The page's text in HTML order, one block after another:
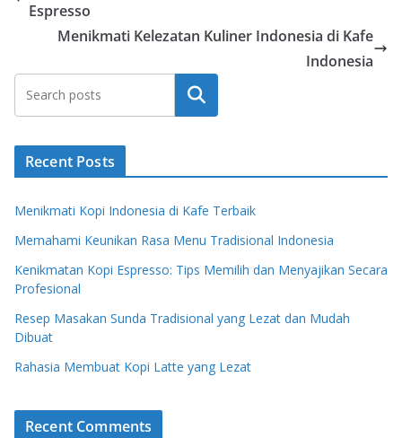
Espresso
Menikmati Kelezatan Kuliner Indonesia di Kafe
Indonesia
Search
Recent Posts
Menikmati Kopi Indonesia di Kafe Terbaik
Memahami Keunikan Rasa Menu Tradisional Indonesia
Kenikmatan Kopi Espresso: Tips Memilih dan Menyajikan Secara
Profesional
Resep Masakan Sunda Tradisional yang Lezat dan Mudah
Dibuat
Rahasia Membuat Kopi Latte yang Lezat
Recent Comments